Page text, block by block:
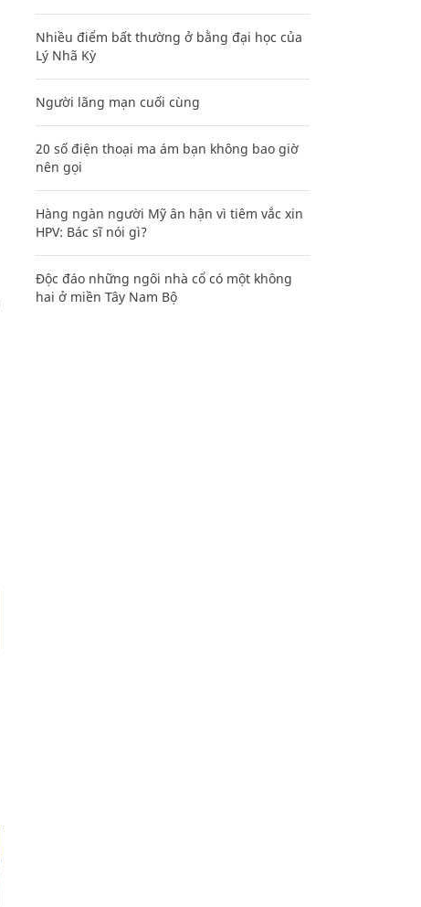
Nhiều điểm bất thường ở bằng đại học của
Lý Nhã Kỳ
Người lãng mạn cuối cùng
20 số điện thoại ma ám bạn không bao giờ
nên gọi
Hàng ngàn người Mỹ ân hận vì tiêm vắc xin
HPV: Bác sĩ nói gì?
Độc đáo những ngôi nhà cổ có một không
hai ở miền Tây Nam Bộ